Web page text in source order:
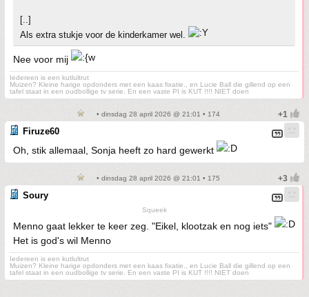
[..]
Als extra stukje voor de kinderkamer wel.
Nee voor mij
Iedereen is een kutlultrut
Muizen? Kleine harige opdonders met een kaas fixatie., en Lucie Ball die gillend op een
tafel staat in een oudbollige tv serie. En een vaste PI is KUT !!!! NIET doen
• dinsdag 28 april 2026 @ 21:01 • 174
Firuze60
Oh, stik allemaal, Sonja heeft zo hard gewerkt
• dinsdag 28 april 2026 @ 21:01 • 175
Soury
Squeek
Menno gaat lekker te keer zeg. "Eikel, klootzak en nog iets"
Het is god's wil Menno
Iedereen is een kutlultrut
Muizen? Kleine harige opdonders met een kaas fixatie., en Lucie Ball die gillend op een
tafel staat in een oudbollige tv serie. En een vaste PI is KUT !!!! NIET doen